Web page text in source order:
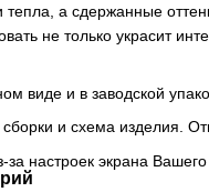
а сдержанные
не только украсит
виде и в заводской
и схема изделия.
настроек экрана Вашего